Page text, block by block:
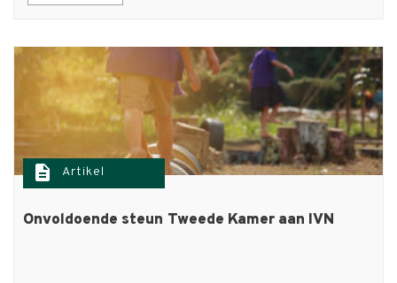
description Artikel
Onvoldoende steun Tweede Kamer aan IVN